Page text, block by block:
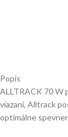
Popis
ALLTRACK 70 W
viazaní, Alltrack
optimálne